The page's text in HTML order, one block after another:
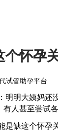
怀孕
明大姨妈还
人甚至尝试